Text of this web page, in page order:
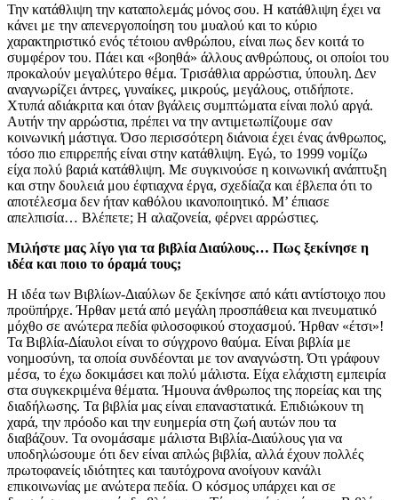
Την κατάθλιψη την καταπολεμάς μόνος σου. Η κατάθλιψη έχει να
κάνει με την απενεργοποίηση του μυαλού και το κύριο
χαρακτηριστικό ενός τέτοιου ανθρώπου, είναι πως δεν κοιτά το
συμφέρον του. Πάει και «βοηθά» άλλους ανθρώπους, οι οποίοι του
προκαλούν μεγαλύτερο θέμα. Τρισάθλια αρρώστια, ύπουλη. Δεν
αναγνωρίζει άντρες, γυναίκες, μικρούς, μεγάλους, οτιδήποτε.
Χτυπά αδιάκριτα και όταν βγάλεις συμπτώματα είναι πολύ αργά.
Αυτήν την αρρώστια, πρέπει να την αντιμετωπίζουμε σαν
κοινωνική μάστιγα. Όσο περισσότερη διάνοια έχει ένας άνθρωπος,
τόσο πιο επιρρεπής είναι στην κατάθλιψη. Εγώ, το 1999 νομίζω
είχα πολύ βαριά κατάθλιψη. Με συγκινούσε η κοινωνική ανάπτυξη
και στην δουλειά μου έφτιαχνα έργα, σχεδίαζα και έβλεπα ότι το
αποτέλεσμα δεν ήταν καθόλου ικανοποιητικό. Μ’ έπιασε
απελπισία… Βλέπετε; Η αλαζονεία, φέρνει αρρώστιες.
Μιλήστε μας λίγο για τα βιβλία Διαύλους… Πως ξεκίνησε η
ιδέα και ποιο το όραμά τους;
Η ιδέα των Βιβλίων-Διαύλων δε ξεκίνησε από κάτι αντίστοιχο που
προϋπήρχε. Ήρθαν μετά από μεγάλη προσπάθεια και πνευματικό
μόχθο σε ανώτερα πεδία φιλοσοφικού στοχασμού. Ήρθαν «έτσι»!
Τα Βιβλία-Δίαυλοι είναι το σύγχρονο θαύμα. Είναι βιβλία με
νοημοσύνη, τα οποία συνδέονται με τον αναγνώστη. Ότι γράφουν
μέσα, το έχω δοκιμάσει και πολύ μάλιστα. Είχα ελάχιστη εμπειρία
στα συγκεκριμένα θέματα. Ήμουνα άνθρωπος της πορείας και της
διαδήλωσης. Τα βιβλία μας είναι επαναστατικά. Επιδιώκουν τη
χαρά, την πρόοδο και την ευημερία στη ζωή αυτών που τα
διαβάζουν. Τα ονομάσαμε μάλιστα Βιβλία-Διαύλους για να
υποδηλώσουμε ότι δεν είναι απλώς βιβλία, αλλά έχουν πολλές
πρωτοφανείς ιδιότητες και ταυτόχρονα ανοίγουν κανάλι
επικοινωνίας με ανώτερα πεδία. Ο κόσμος υπάρχει και σε